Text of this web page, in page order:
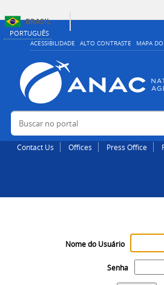
PORTUGUÊS
ACESSIBILIDADE ALTO CONTRASTE MAPA DO
BRASIL
Buscar no portal
Contact Us Offices Press Office
Nome do Usuário
Senha